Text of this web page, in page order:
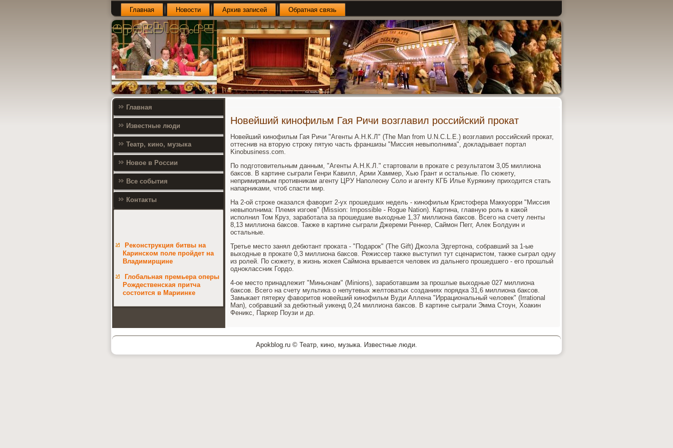
Главная Новости Архив записей Обратная связь
Главная
Известные люди
Театр, кино, музыка
Новое в России
Все события
Контакты
Реконструкция битвы на
Каринском поле пройдет на
Владимирщине
Глобальная премьера оперы
Рождественская притча
состоится в Мариинке
Новейший кинофильм Гая Ричи возглавил российский прокат
Новейший кинофильм Гая Ричи "Агенты А.Н.К.Л" (The Man from U.N.C.L.E.) возглавил российский прокат,
оттеснив на вторую строку пятую часть франшизы "Миссия невыполнима", докладывает портал
Kinobusiness.com.
По подготовительным данным, "Агенты А.Н.К.Л." стартовали в прокате с результатом 3,05 миллиона
баксов. В картине сыграли Генри Кавилл, Арми Хаммер, Хью Грант и остальные. По сюжету,
непримиримым противникам агенту ЦРУ Наполеону Соло и агенту КГБ Илье Курякину приходится стать
напарниками, чтоб спасти мир.
На 2-ой строке оказался фаворит 2-ух прошедших недель - кинофильм Кристофера Маккуорри "Миссия
невыполнима: Племя изгоев" (Mission: Impossible - Rogue Nation). Картина, главную роль в какой
исполнил Том Круз, заработала за прошедшие выходные 1,37 миллиона баксов. Всего на счету ленты
8,13 миллиона баксов. Также в картине сыграли Джереми Реннер, Саймон Пегг, Алек Болдуин и
остальные.
Третье место занял дебютант проката - "Подарок" (The Gift) Джоэла Эдгертона, собравший за 1-ые
выходные в прокате 0,3 миллиона баксов. Режиссер также выступил тут сценаристом, также сыграл одну
из ролей. По сюжету, в жизнь жокея Саймона врывается человек из дальнего прошедшего - его прошлый
одноклассник Гордо.
4-ое место принадлежит "Миньонам" (Minions), заработавшим за прошлые выходные 027 миллиона
баксов. Всего на счету мультика о непутевых желтоватых созданиях порядка 31,6 миллиона баксов.
Замыкает пятерку фаворитов новейший кинофильм Вуди Аллена "Иррациональный человек" (Irrational
Man), собравший за дебютный уикенд 0,24 миллиона баксов. В картине сыграли Эмма Стоун, Хоакин
Феникс, Паркер Поузи и др.
Apokblog.ru © Театр, кино, музыка. Известные люди.